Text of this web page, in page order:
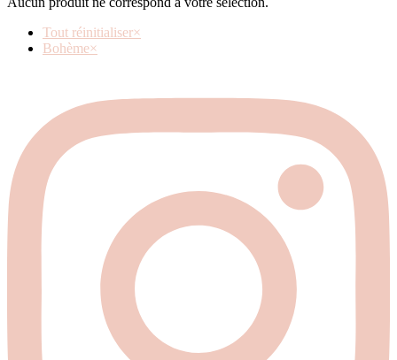
Tout réinitialiser×
Bohème×